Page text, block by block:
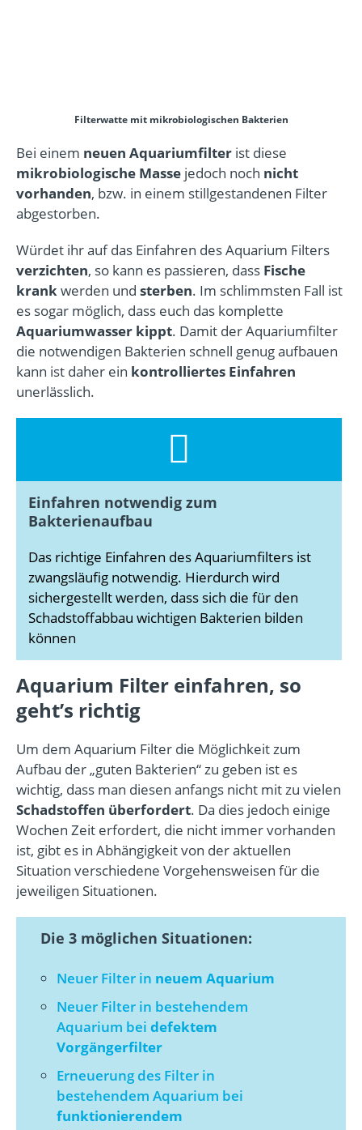
Filterwatte mit mikrobiologischen Bakterien
Bei einem neuen Aquariumfilter ist diese
mikrobiologische Masse jedoch noch nicht
vorhanden, bzw. in einem stillgestandenen Filter
abgestorben.
Würdet ihr auf das Einfahren des Aquarium Filters
verzichten, so kann es passieren, dass Fische
krank werden und sterben. Im schlimmsten Fall ist
es sogar möglich, dass euch das komplette
Aquariumwasser kippt. Damit der Aquariumfilter
die notwendigen Bakterien schnell genug aufbauen
kann ist daher ein kontrolliertes Einfahren
unerlässlich.
Einfahren notwendig zum
Bakterienaufbau
Das richtige Einfahren des Aquariumfilters ist
zwangsläufig notwendig. Hierdurch wird
sichergestellt werden, dass sich die für den
Schadstoffabbau wichtigen Bakterien bilden
können
Aquarium Filter einfahren, so
geht’s richtig
Um dem Aquarium Filter die Möglichkeit zum
Aufbau der „guten Bakterien“ zu geben ist es
wichtig, dass man diesen anfangs nicht mit zu vielen
Schadstoffen überfordert. Da dies jedoch einige
Wochen Zeit erfordert, die nicht immer vorhanden
ist, gibt es in Abhängigkeit von der aktuellen
Situation verschiedene Vorgehensweisen für die
jeweiligen Situationen.
Die 3 möglichen Situationen:
Neuer Filter in neuem Aquarium
Neuer Filter in bestehendem
Aquarium bei defektem
Vorgängerfilter
Erneuerung des Filter in
bestehendem Aquarium bei
funktionierendem